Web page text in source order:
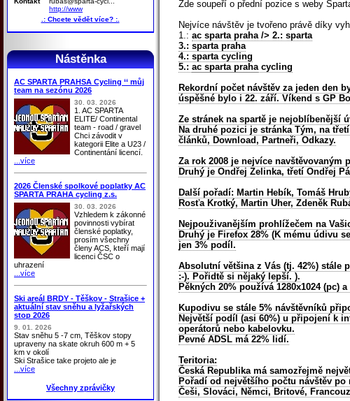
http://www
.: Chcete vědět více? :.
Nástěnka
AC SPARTA PRAHSA Cycling ‘‘ můj
team na sezónu 2026
30. 03. 2026
1. AC SPARTA
ELITE/ Continental
team - road / gravel
Chci závodit v
kategorii Elite a U23 /
Continentání licencí.
...více
2026 Členské spolkové poplatky AC
SPARTA PRAHA cycling z.s.
30. 03. 2026
Vzhledem k zákonné
povinnosti vybírat
členské poplatky,
prosím všechny
členy ACS, kteří mají
licenci ČSC o
uhrazení
...více
Ski areál BRDY - Těškov - Strašice +
aktuální stav sněhu a lyžařských
stop 2026
9. 01. 2026
Stav sněhu 5 -7 cm, Těškov stopy
upraveny na skate okruh 600 m + 5
km v okolí
Ski Strašice take projeto ale je
...více
Všechny zprávičky
Zde soupeří o přední pozice s weby
Nejvíce návštěv je tvořeno právě díky
1.: ac sparta praha/> 2.: sparta
3.: sparta praha
4.: sparta cycling
5.: ac sparta prahacycling
Rekordní počet návštěv za jeden den
úspěšné bylo i 22. září. Víkend s GP
Ze stránek na spartě je nejoblíbenější
Na druhé pozici je stránka Tým, na
článků, Download, Partneři, Odkazy.
Za rok 2008 je nejvíce navštěvovaným
Druhý je Ondřej Zelinka, třetí Ondřej
Další pořadí: Martin Hebík, Tomáš
Rosťa Krotký, Martin Uher, Zdeněk
Nejpouživanějším prohlížečem na
Druhý je Firefox 28% (K mému údivu
jen 3% podíl.
Absolutní většina z Vás (tj. 42%) stále
:-). Pořidtě si nějaký lepší. ).
Pěkných 20% používá 1280x1024 (pc)
Kupodivu se stále 5% návštěvníků
Největší podíl (asi 60%) u připojení k
operátorů nebo kabelovku.
Pevné ADSL má 22% lidí.
Teritoria:
Česká Republika má samozřejmě
Pořadí od největšího počtu návštěv po
Češi, Slováci, Němci, Britové,